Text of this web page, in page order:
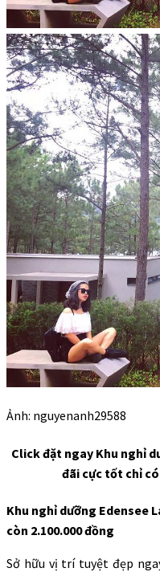
Ảnh: nguyenanh29588
Click đặt ngay Khu nghỉ
đãi cực tốt chỉ
Khu nghỉ dưỡng Edensee
còn 2.100.000 đồng
Sở hữu vị trí tuyệt đẹp